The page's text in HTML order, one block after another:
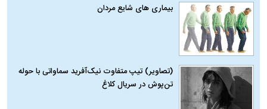
بیماری‌ های شایع مردان
(تصاویر) تیپ متفاوت نیک‌آفرید سماواتی با حوله
تن‌پوش در سریال کلاغ